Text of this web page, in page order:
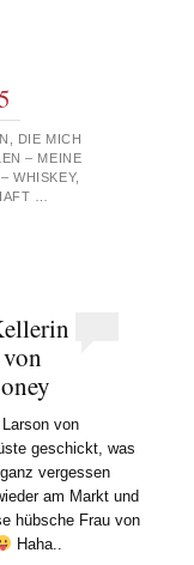
DIE MICH
– MEINE
WHISKEY,
…
von
geschickt, was
vergessen
am Markt und
hübsche Frau von
Haha..